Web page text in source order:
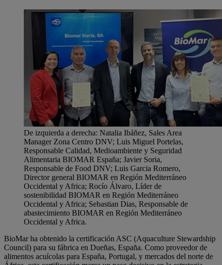
De izquierda a derecha: Natalia Ibáñez, Sales Area
Manager Zona Centro DNV; Luis Miguel Portelas,
Responsable Calidad, Medioambiente y Seguridad
Alimentaria BIOMAR España; Javier Soria,
Responsable de Food DNV; Luis Garcia Romero,
Director general BIOMAR en Región Mediterráneo
Occidental y Africa; Rocío Álvaro, Líder de
sostenibilidad BIOMAR en Región Mediterráneo
Occidental y Africa; Sebastian Dias, Responsable de
abastecimiento BIOMAR en Región Mediterráneo
Occidental y Africa.
BioMar ha obtenido la certificación ASC (Aquaculture Stewardship
Council) para su fábrica en Dueñas, España. Como proveedor de
alimentos acuícolas para España, Portugal, y mercados del norte de